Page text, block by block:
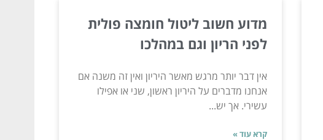
מדוע חשוב ליטול חומצה פולית
לפני הריון וגם במהלכו
אין דבר יותר מרגש מאשר היריון ואין זה משנה אם
אנחנו מדברים על היריון ראשון, שני או אפילו
עשירי. אך יש...
קרא עוד »